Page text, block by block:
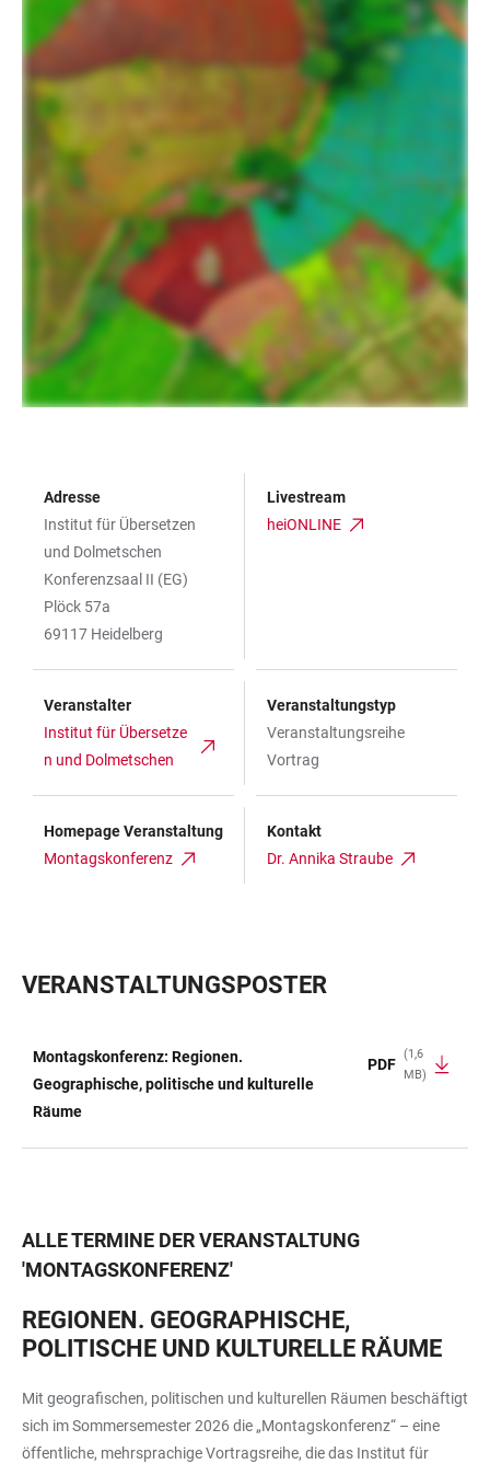
Adresse
Institut für Übersetzen
und Dolmetschen
Konferenzsaal II (EG)
Plöck 57a
69117 Heidelberg
Livestream
heiONLINE
Veranstalter
Institut für Übersetze
n und Dolmetschen
Veranstaltungstyp
Veranstaltungsreihe
Vortrag
Homepage Veranstaltung
Montagskonferenz
Kontakt
Dr. Annika Straube
VERANSTALTUNGSPOSTER
TABELLE
Montagskonferenz: Regionen.
Geographische, politische und kulturelle
Räume
PDF
(1,6
MB)
ALLE TERMINE DER VERANSTALTUNG
'MONTAGSKONFERENZ'
REGIONEN. GEOGRAPHISCHE,
POLITISCHE UND KULTURELLE RÄUME
Mit geografischen, politischen und kulturellen Räumen beschäftigt
sich im Sommersemester 2026 die „Montagskonferenz“ – eine
öffentliche, mehrsprachige Vortragsreihe, die das Institut für